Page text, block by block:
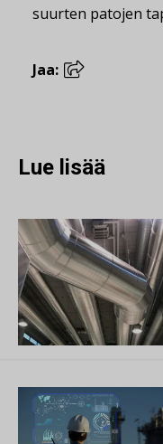
suurten patojen
Jaa:
Lue lisää